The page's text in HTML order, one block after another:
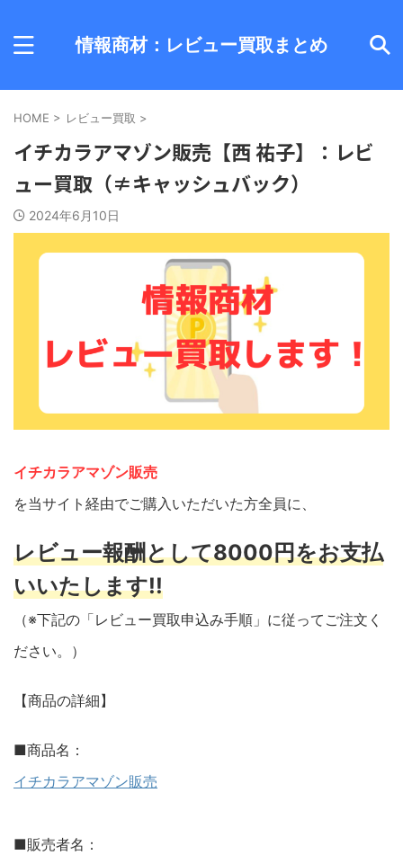
情報商材：レビュー買取まとめ
HOME > レビュー買取 >
イチカラアマゾン販売【西 祐子】：レビ
ュー買取（≠キャッシュバック）
2024年6月10日
イチカラアマゾン販売
を当サイト経由でご購入いただいた方全員に、
レビュー報酬として8000円をお支払
いいたします!!
（※下記の「レビュー買取申込み手順」に従ってご注文く
ださい。）
【商品の詳細】
■商品名：
イチカラアマゾン販売
■販売者名：